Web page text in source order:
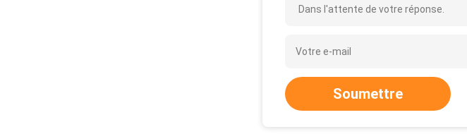
Dans l'attente de votre réponse.
Soumettre